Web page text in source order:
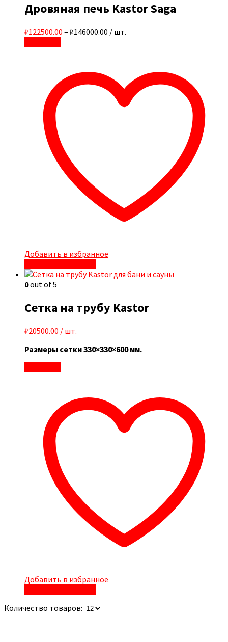
Дровяная печь Kastor Saga
₽122500.00 – ₽146000.00 / шт.
Добавить в избранное
0out of 5
Сетка на трубу Kastor
₽20500.00 / шт.
Размеры сетки 330×330×600 мм.
Добавить в избранное
Количество товаров: